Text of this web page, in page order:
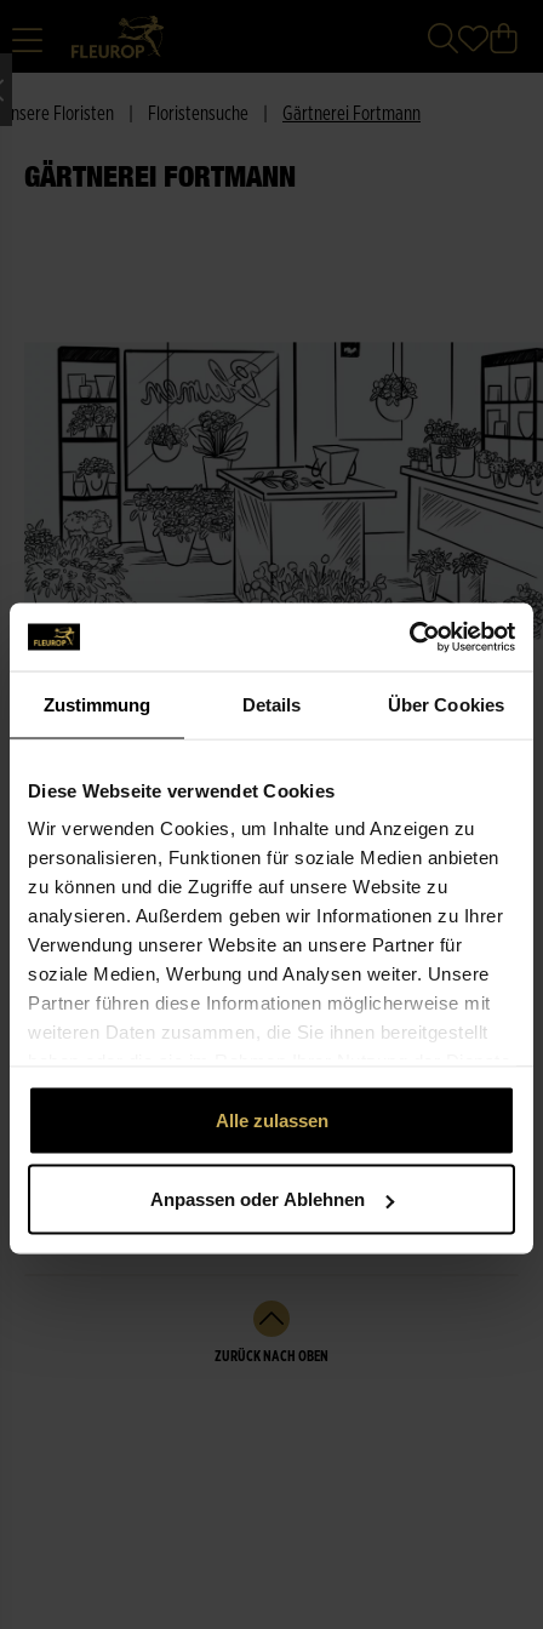
Zustimmung Details Über Cookies
Diese Webseite verwendet Cookies
Wir verwenden Cookies, um Inhalte und Anzeigen zu
personalisieren, Funktionen für soziale Medien anbieten
zu können und die Zugriffe auf unsere Website zu
analysieren. Außerdem geben wir Informationen zu Ihrer
Verwendung unserer Website an unsere Partner für
soziale Medien, Werbung und Analysen weiter. Unsere
Partner führen diese Informationen möglicherweise mit
weiteren Daten zusammen, die Sie ihnen bereitgestellt
gesammelt haben.
Alle zulassen
Anpassen oder Ablehnen
Unsere Floristen Floristensuche Gärtnerei Fortmann
GÄRTNEREI FORTMANN
KONTAKT
Gärtnerei Fortmann
Fortmann, Anorte
Bremer Str. 21
49163 Bohmte
05471-357
info@gaertnerei-fortmann.de
ÖFFNUNGSZEITEN
LEISTUNGEN
ZURÜCK NACH OBEN